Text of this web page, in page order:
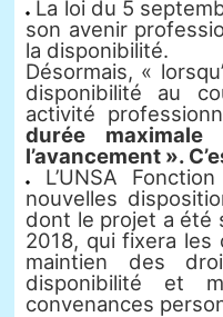
La loi du 5
son avenir
la disponibilité.
Désormais, «
disponibilité au
activité
durée
l’avancement ».
L’UNSA
nouvelles
dont le projet a été
2018, qui fixera
maintien des
disponibilité et
convenances